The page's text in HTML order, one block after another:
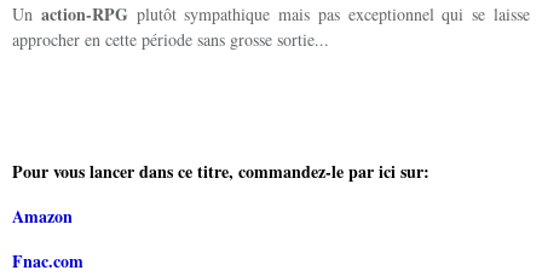
Un action-RPGplutôt sympathique mais pas exceptionnel qui se laisse
approcher en cette période sans grosse sortie...
Pour vous lancer dans ce titre, commandez-lepar ici sur:
Amazon
Fnac.com